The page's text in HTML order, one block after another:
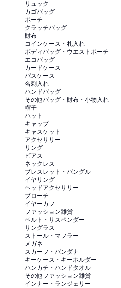
リュック
カゴバッグ
ポーチ
クラッチバッグ
財布
コインケース・札入れ
ボディバッグ・ウエストポーチ
エコバッグ
カードケース
パスケース
名刺入れ
ハンドバッグ
その他バッグ・財布・小物入れ
帽子
ハット
キャップ
キャスケット
アクセサリー
リング
ピアス
ネックレス
ブレスレット・バングル
イヤリング
ヘッドアクセサリー
ブローチ
イヤーカフ
ファッション雑貨
ベルト・サスペンダー
サングラス
ストール・マフラー
メガネ
スカーフ・バンダナ
キーケース・キーホルダー
ハンカチ・ハンドタオル
その他ファッション雑貨
インナー・ランジェリー